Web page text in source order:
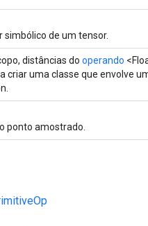
simbólico de um tensor.
distâncias do operando
criar uma classe que envolve
ponto amostrado.